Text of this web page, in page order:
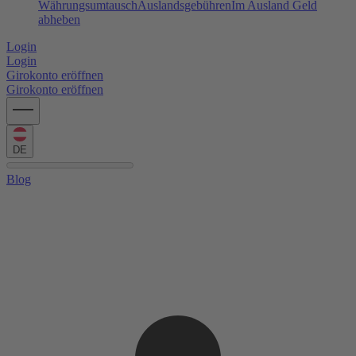
WährungsumtauschAuslandsgebührenIm Ausland Geld
abheben
Login
Login
Girokonto eröffnen
Girokonto eröffnen
DE
Blog